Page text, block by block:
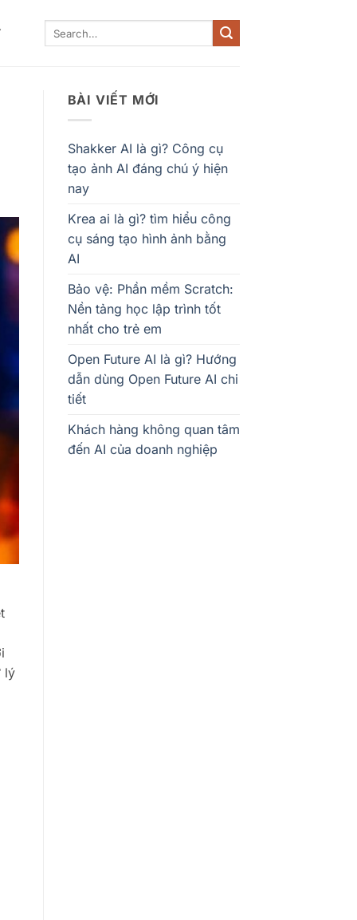
lý
BÀI VIẾT MỚI
Shakker AI là gì? Công cụ
tạo ảnh AI đáng chú ý hiện
nay
Krea ai là gì? tìm hiểu công
cụ sáng tạo hình ảnh bằng
AI
Bảo vệ: Phần mềm Scratch:
Nền tảng học lập trình tốt
nhất cho trẻ em
Open Future AI là gì? Hướng
dẫn dùng Open Future AI chi
tiết
Khách hàng không quan tâm
đến AI của doanh nghiệp